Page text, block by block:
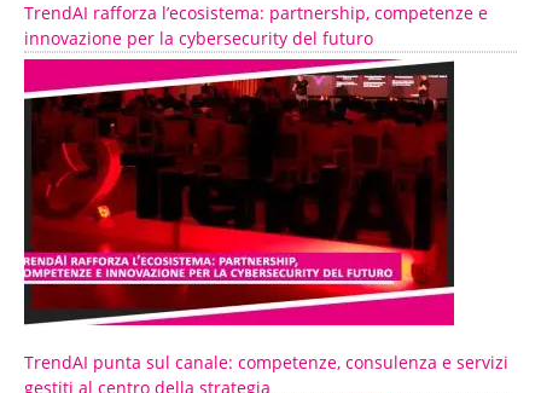
TrendAI rafforza l’ecosistema: partnership, competenze e
innovazione per la cybersecurity del futuro
TrendAI punta sul canale: competenze, consulenza e servizi
gestiti al centro della strategia